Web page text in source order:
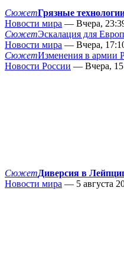
СюжетГрязные
Новости мира — Вчера,
СюжетЭскалация для
Новости мира — Вчера,
СюжетИзменения в армии
Новости России — Вчера,
СюжетДиверсия в
Новости мира — 5 августа